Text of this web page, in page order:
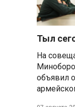
Тыл
На
объявил